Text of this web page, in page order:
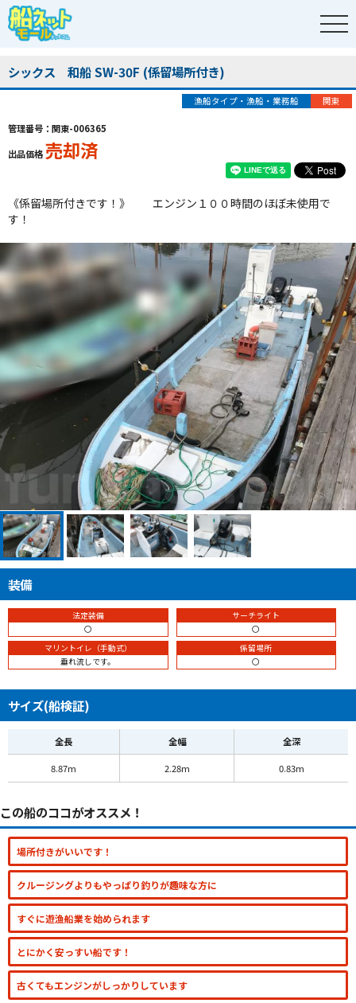
シックス 和船 SW-30F (係留場所付き)
漁船タイプ・漁船・業務船 関東
管理番号：関東-006365
出品価格売却済
《係留場所付きです！》 エンジン１００時間のほぼ未使用で
す！
装備
法定装備
〇
サーチライト
〇
マリントイレ（手動式）
垂れ流しです。
係留場所
〇
サイズ(船検証)
全長 全幅 全深
8.87m 2.28m 0.83m
この船のココがオススメ！
場所付きがいいです！
クルージングよりもやっぱり釣りが趣味な方に
すぐに遊漁船業を始められます
とにかく安っすい船です！
古くてもエンジンがしっかりしています